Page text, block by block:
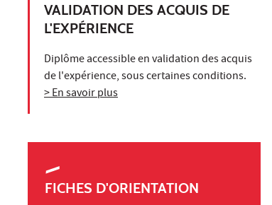
VALIDATION DES ACQUIS DE
L'EXPÉRIENCE
Diplôme accessible en validation des acquis
de l'expérience, sous certaines conditions.
> En savoir plus
FICHES D'ORIENTATION